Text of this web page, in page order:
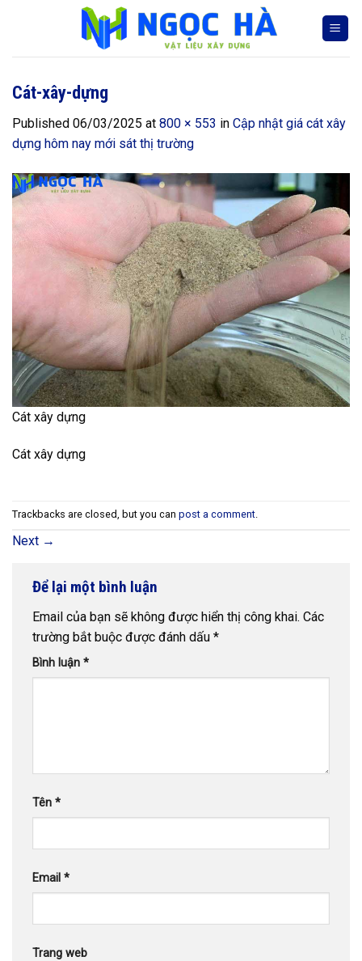
Cát-xây-dựng
Published 06/03/2025 at 800 × 553 in Cập nhật giá cát xây
dựng hôm nay mới sát thị trường
Cát xây dựng
Cát xây dựng
Trackbacks are closed, but you can post a comment.
Next →
Để lại một bình luận
Email của bạn sẽ không được hiển thị công khai. Các
trường bắt buộc được đánh dấu *
Bình luận *
Tên *
Email *
Trang web